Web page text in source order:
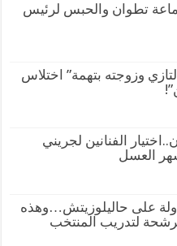
تطوان والحبس لرئيس
وزوجته بتهمة” اختلاس
الفنانين لجريني
العسل
على حاليلوزيتش…وهذه
لتدريب المنتخب